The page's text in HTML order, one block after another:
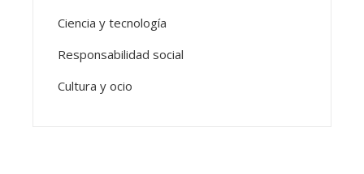
Ciencia y tecnología
Responsabilidad social
Cultura y ocio